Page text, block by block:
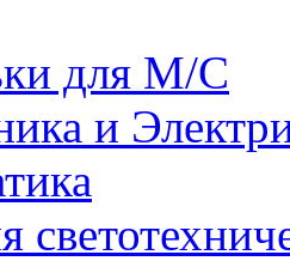
для М/С
и